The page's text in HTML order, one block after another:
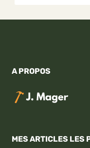
A PROPOS
MES ARTICLES LES